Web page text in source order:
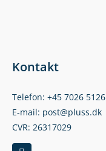
Kontakt
Telefon: +45 7026 5126
E-mail: post@pluss.dk
CVR: 26317029